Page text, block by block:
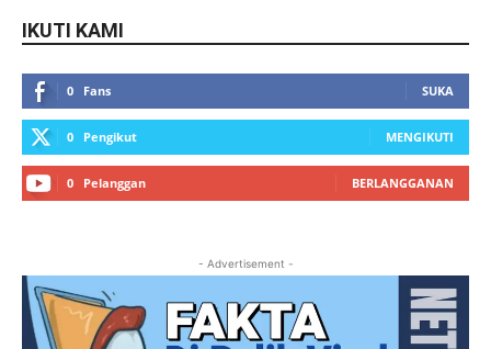
IKUTI KAMI
0 Fans SUKA
0 Pengikut MENGIKUTI
0 Pelanggan BERLANGGANAN
- Advertisement -